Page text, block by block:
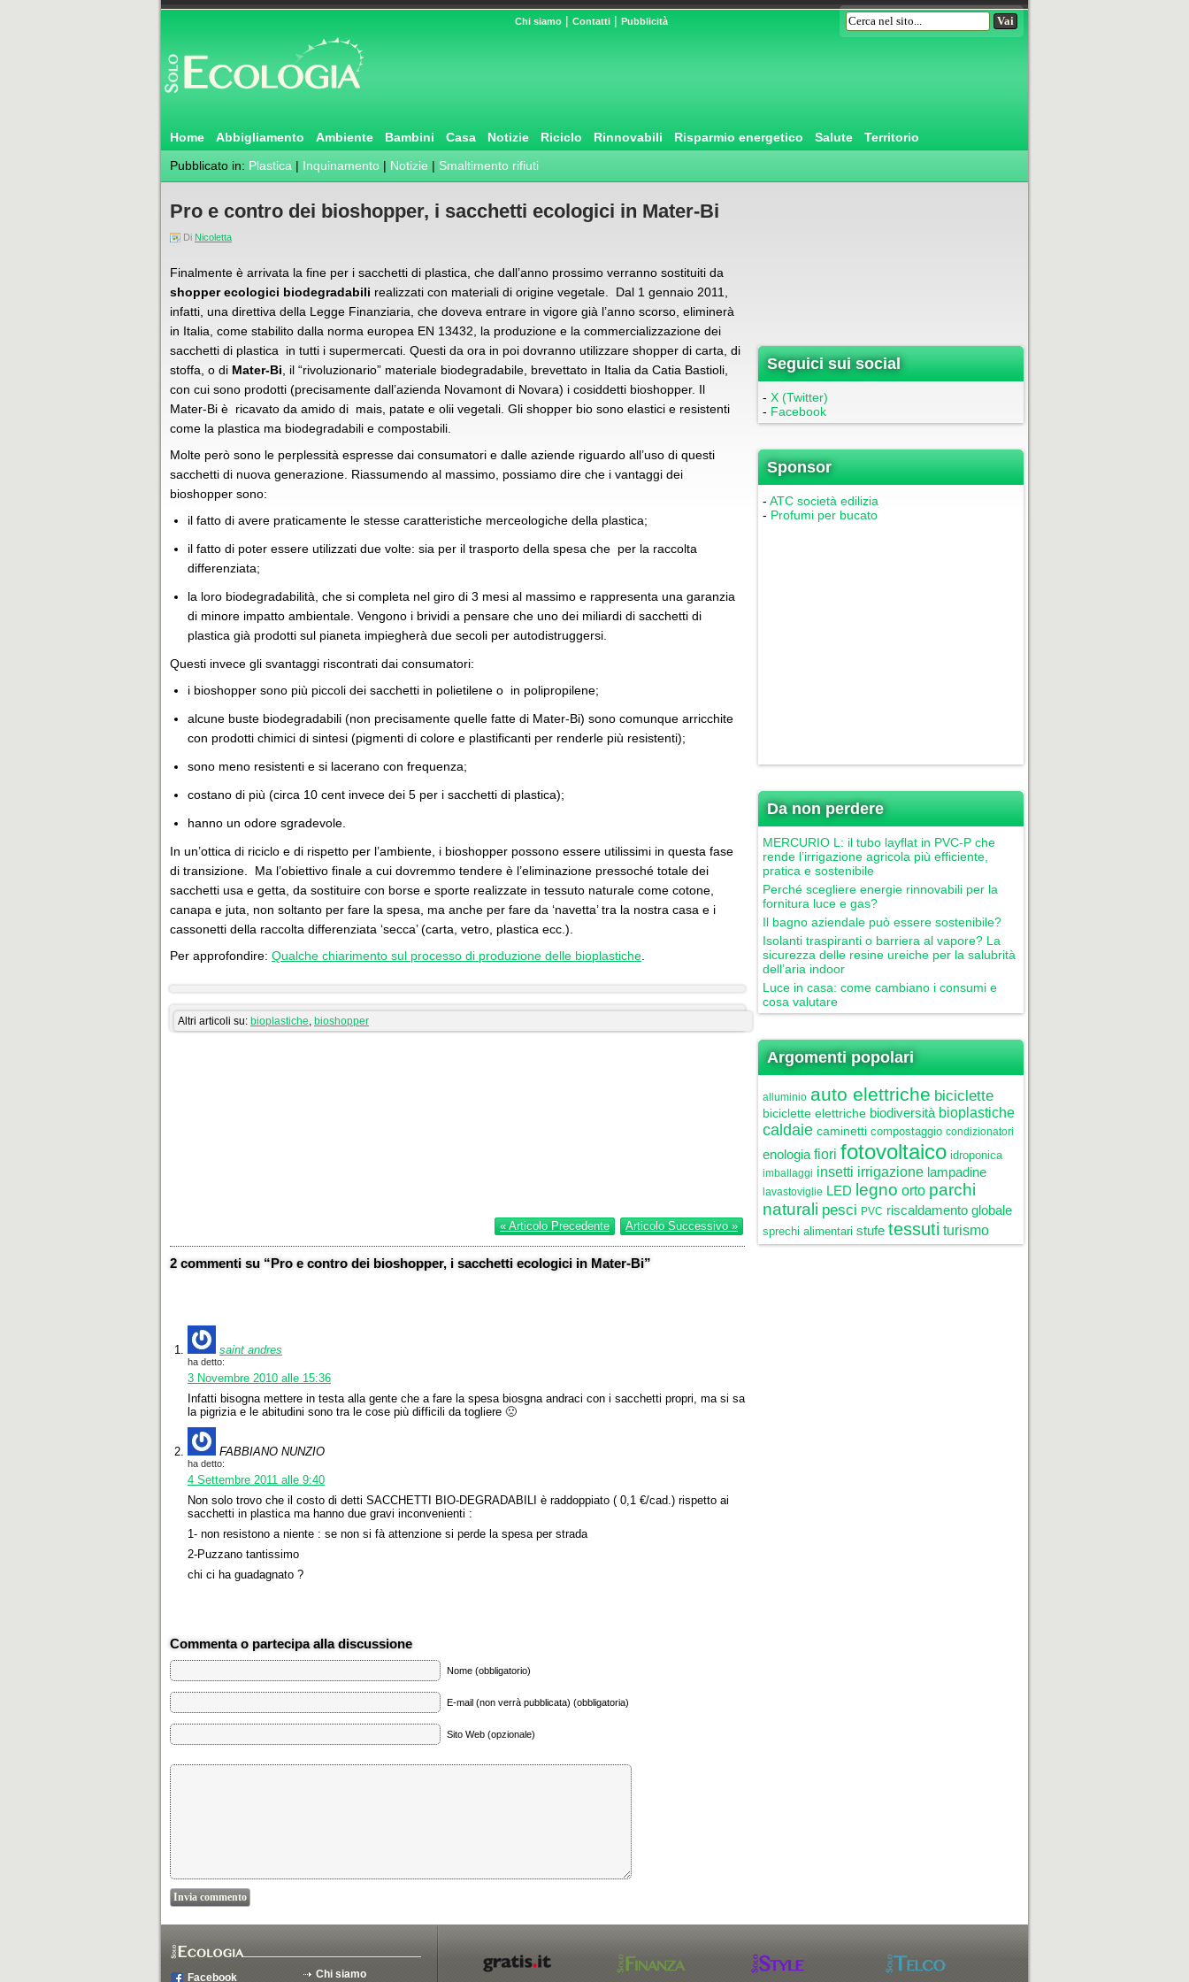
Chi siamo | Contatti | Pubblicità
Home Abbigliamento Ambiente Bambini Casa Notizie Riciclo Rinnovabili Risparmio energetico Salute
Territorio
Pubblicato in: Plastica | Inquinamento | Notizie | Smaltimento rifiuti
Pro e contro dei bioshopper, i sacchetti ecologici in Mater-Bi
Di Nicoletta
Finalmente è arrivata la fine per i sacchetti di plastica, che dall’anno prossimo verranno sostituiti da
shopper ecologici biodegradabili realizzati con materiali di origine vegetale. Dal 1 gennaio 2011,
infatti, una direttiva della Legge Finanziaria, che doveva entrare in vigore già l’anno scorso, eliminerà
in Italia, come stabilito dalla norma europea EN 13432, la produzione e la commercializzazione dei
sacchetti di plastica in tutti i supermercati. Questi da ora in poi dovranno utilizzare shopper di carta, di
stoffa, o di Mater-Bi , il “rivoluzionario” materiale biodegradabile, brevettato in Italia da Catia Bastioli,
con cui sono prodotti (precisamente dall’azienda Novamont di Novara) i cosiddetti bioshopper. Il
Mater-Bi è ricavato da amido di mais, patate e olii vegetali. Gli shopper bio sono elastici e resistenti
come la plastica ma biodegradabili e compostabili.
Molte però sono le perplessità espresse dai consumatori e dalle aziende riguardo all’uso di questi
sacchetti di nuova generazione. Riassumendo al massimo, possiamo dire che i vantaggi dei
bioshopper sono:
il fatto di avere praticamente le stesse caratteristiche merceologiche della plastica;
il fatto di poter essere utilizzati due volte: sia per il trasporto della spesa che per la raccolta
differenziata;
la loro biodegradabilità, che si completa nel giro di 3 mesi al massimo e rappresenta una garanzia
di minore impatto ambientale. Vengono i brividi a pensare che uno dei miliardi di sacchetti di
plastica già prodotti sul pianeta impiegherà due secoli per autodistruggersi.
Questi invece gli svantaggi riscontrati dai consumatori:
i bioshopper sono più piccoli dei sacchetti in polietilene o in polipropilene;
alcune buste biodegradabili (non precisamente quelle fatte di Mater-Bi) sono comunque arricchite
con prodotti chimici di sintesi (pigmenti di colore e plastificanti per renderle più resistenti);
sono meno resistenti e si lacerano con frequenza;
costano di più (circa 10 cent invece dei 5 per i sacchetti di plastica);
hanno un odore sgradevole.
In un’ottica di riciclo e di rispetto per l’ambiente, i bioshopper possono essere utilissimi in questa fase
di transizione. Ma l’obiettivo finale a cui dovremmo tendere è l’eliminazione pressoché totale dei
sacchetti usa e getta, da sostituire con borse e sporte realizzate in tessuto naturale come cotone,
canapa e juta, non soltanto per fare la spesa, ma anche per fare da ‘navetta’ tra la nostra casa e i
cassonetti della raccolta differenziata ‘secca’ (carta, vetro, plastica ecc.).
Per approfondire: Qualche chiarimento sul processo di produzione delle bioplastiche
Altri articoli su: bioplastiche, bioshopper
« Articolo Precedente Articolo Successivo »
2 commenti su “Pro e contro dei bioshopper, i sacchetti ecologici in Mater-Bi”
saint andres
ha detto:
3 Novembre 2010 alle 15:36
Infatti bisogna mettere in testa alla gente che a fare la spesa biosgna andraci con i sacchetti propri, ma si sa
la pigrizia e le abitudini sono tra le cose più difficili da togliere 🙁
FABBIANO NUNZIO
ha detto:
4 Settembre 2011 alle 9:40
Non solo trovo che il costo di detti SACCHETTI BIO-DEGRADABILI è raddoppiato ( 0,1 €/cad.) rispetto ai
sacchetti in plastica ma hanno due gravi inconvenienti :
1- non resistono a niente : se non si fà attenzione si perde la spesa per strada
2-Puzzano tantissimo
chi ci ha guadagnato ?
Commenta o partecipa alla discussione
Nome (obbligatorio)
E-mail (non verrà pubblicata) (obbligatoria)
Sito Web (opzionale)
Seguici sui social
- X (Twitter)
- Facebook
Sponsor
- ATC società edilizia
- Profumi per bucato
Da non perdere
MERCURIO L: il tubo layflat in PVC-P che
rende l’irrigazione agricola più efficiente,
pratica e sostenibile
Perché scegliere energie rinnovabili per la
fornitura luce e gas?
Il bagno aziendale può essere sostenibile?
Isolanti traspiranti o barriera al vapore? La
sicurezza delle resine ureiche per la salubrità
dell’aria indoor
Luce in casa: come cambiano i consumi e
cosa valutare
Argomenti popolari
alluminio auto elettriche biciclette
biciclette elettriche biodiversità bioplastiche
caldaie caminetti compostaggio condizionatori
enologia fiori fotovoltaico idroponica
imballaggi insetti irrigazione lampadine
lavastoviglie LED legno orto parchi
naturali pesci PVC riscaldamento globale
sprechi alimentari stufe tessuti turismo
Facebook Chi siamo